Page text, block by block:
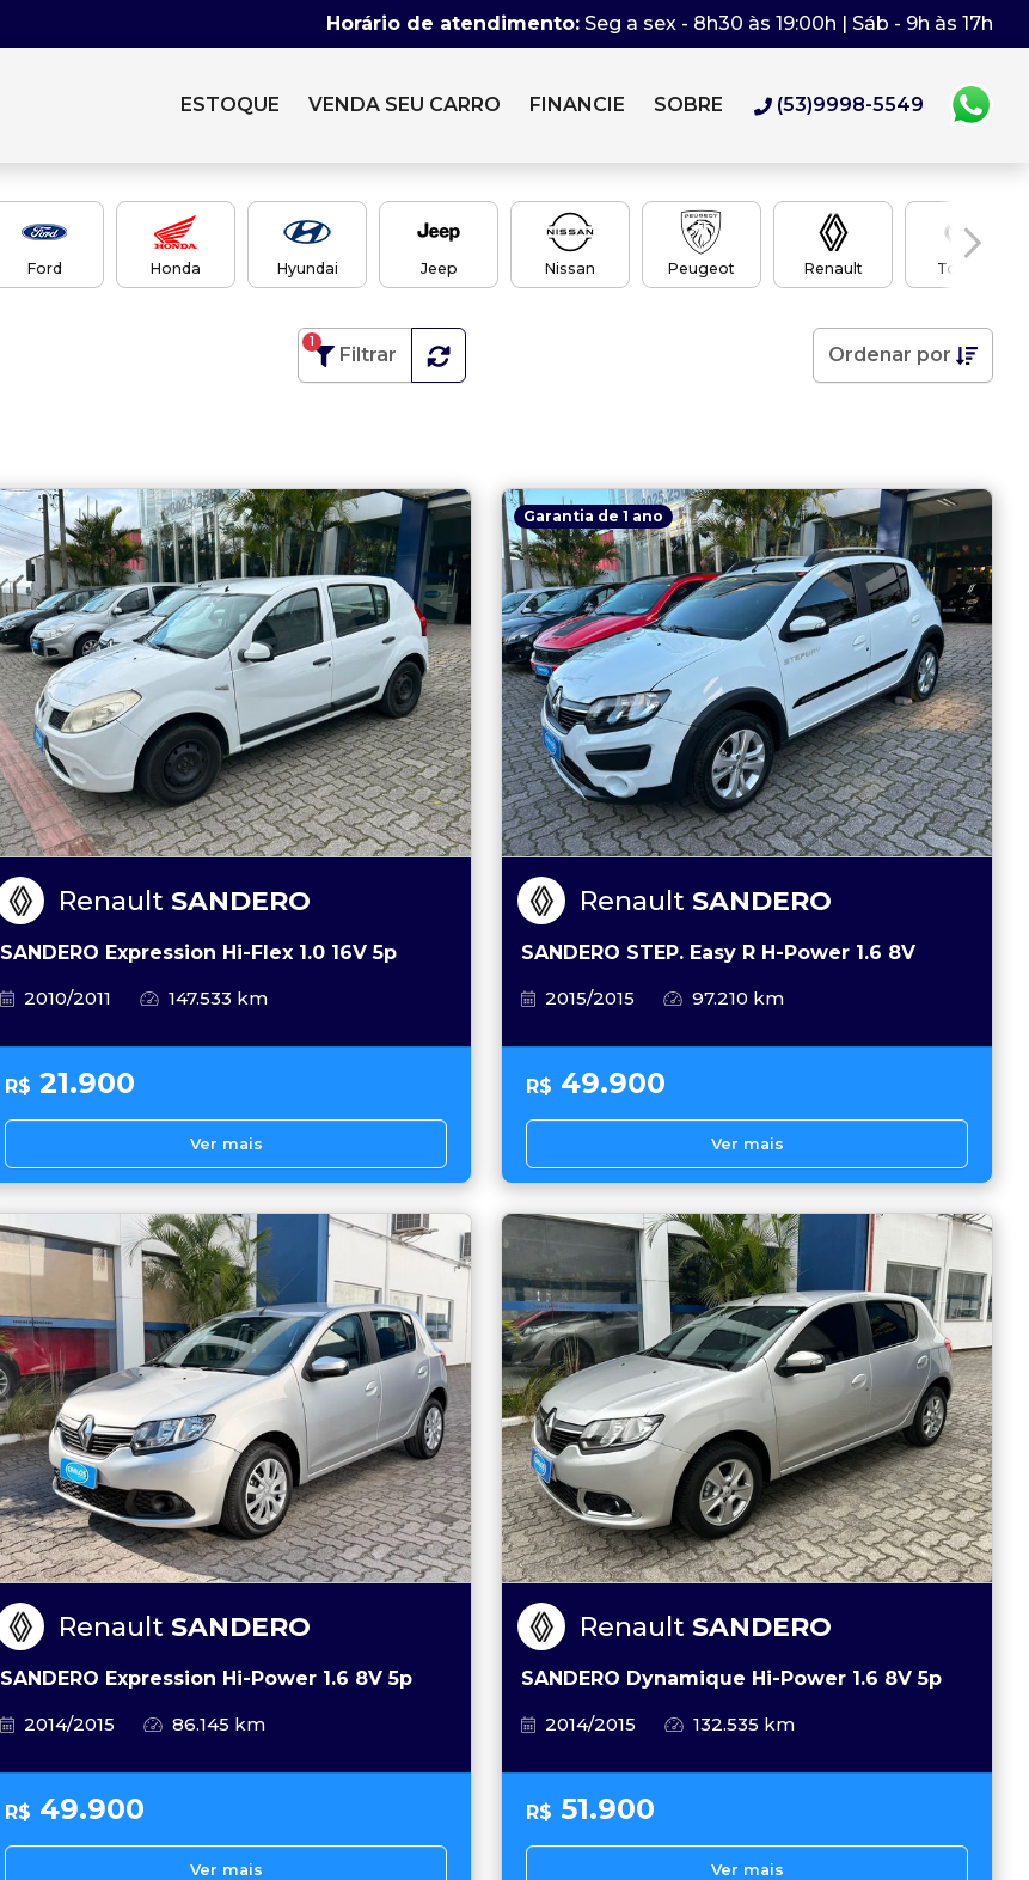
Horário de atendimento: Seg a sex - 8h30 às 19:00h | Sáb - 9h às 17h
ESTOQUE VENDA SEU CARRO FINANCIE SOBRE (53)9998-5549
Ford Honda Hyundai Jeep Nissan Peugeot Renault Toyota
Filtrar
1
Ordenar por
Renault SANDERO
SANDERO Expression Hi-Flex 1.0 16V 5p
2010/2011
147.533 km
R$ 21.900
Ver mais
Garantia de 1 ano
Renault SANDERO
SANDERO STEP. Easy R H-Power 1.6 8V
2015/2015
97.210 km
R$ 49.900
Ver mais
Renault SANDERO
SANDERO Expression Hi-Power 1.6 8V 5p
2014/2015
86.145 km
R$ 49.900
Ver mais
Renault SANDERO
SANDERO Dynamique Hi-Power 1.6 8V 5p
2014/2015
132.535 km
R$ 51.900
Ver mais